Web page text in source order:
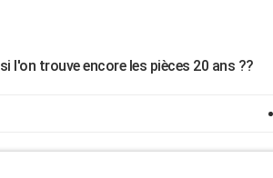
l'on trouve encore les pièces 20 ans ??